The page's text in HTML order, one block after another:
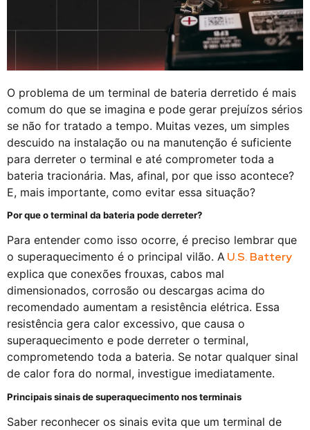
O problema de um terminal de bateria derretido é mais
comum do que se imagina e pode gerar prejuízos sérios
se não for tratado a tempo. Muitas vezes, um simples
descuido na instalação ou na manutenção é suficiente
para derreter o terminal e até comprometer toda a
bateria tracionária. Mas, afinal, por que isso acontece?
E, mais importante, como evitar essa situação?
Por que o terminal da bateria pode derreter?
Para entender como isso ocorre, é preciso lembrar que
o superaquecimento é o principal vilão. A U.S. Battery
explica que conexões frouxas, cabos mal
dimensionados, corrosão ou descargas acima do
recomendado aumentam a resistência elétrica. Essa
resistência gera calor excessivo, que causa o
superaquecimento e pode derreter o terminal,
comprometendo toda a bateria. Se notar qualquer sinal
de calor fora do normal, investigue imediatamente.
Principais sinais de superaquecimento nos terminais
Saber reconhecer os sinais evita que um terminal de